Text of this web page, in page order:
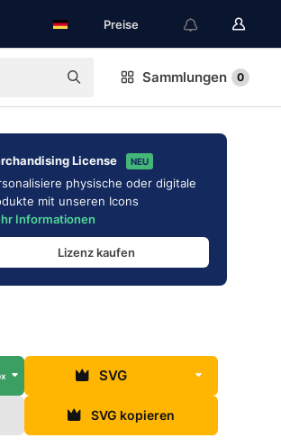
Preise
Sammlungen 0
License NEU
physische oder digitale
mit unseren Icons
Informationen
Lizenz kaufen
SVG
SVG kopieren